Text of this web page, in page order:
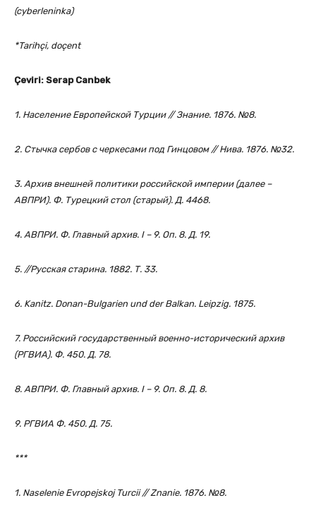
(cyberleninka)
*Tarihçi, doçent
Çeviri: Serap Canbek
1. Население Европейской Турции // Знание. 1876. №8.
2. Стычка сербов с черкесами под Гинцовом // Нива. 1876. №32.
3. Архив внешней политики российской империи (далее –
АВПРИ). Ф. Турецкий стол (старый). Д. 4468.
4. АВПРИ. Ф. Главный архив. I – 9. Оп. 8. Д. 19.
5. //Русская старина. 1882. Т. 33.
6. Kanitz. Donan-Bulgarien und der Balkan. Leipzig. 1875.
7. Российский государственный военно-исторический архив
(РГВИА). Ф. 450. Д. 78.
8. АВПРИ. Ф. Главный архив. I – 9. Оп. 8. Д. 8.
9. РГВИА Ф. 450. Д. 75.
***
1. Naselenie Evropejskoj Turcii // Znanie. 1876. №8.